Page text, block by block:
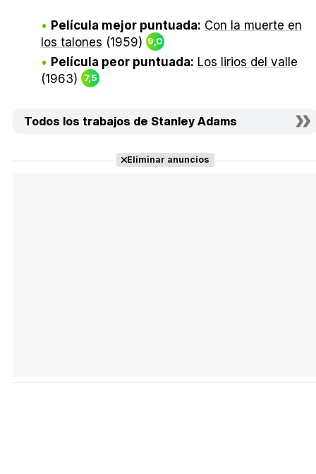
Película mejor puntuada: Con la muerte en
los talones (1959) 9,0
Película peor puntuada: Los lirios del valle
(1963)
7,5
Todos los trabajos de Stanley Adams
Eliminar anuncios